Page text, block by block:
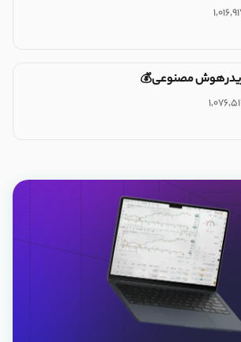
هوش مصنوعی💰